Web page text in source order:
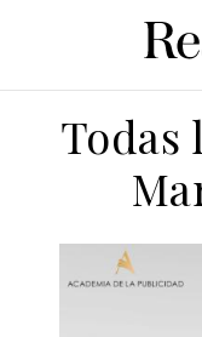
Todas